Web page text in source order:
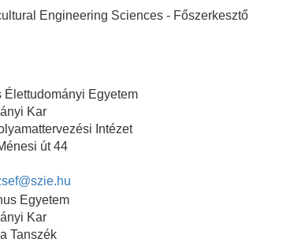
Engineering Sciences - Főszerkesztő
Élettudományi Egyetem
Kar
Intézet
út 44
Egyetem
Kar
Tanszék